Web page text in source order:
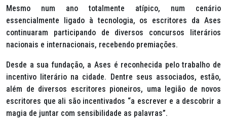
Mesmo num ano totalmente atípico, num cenário
essencialmente ligado à tecnologia, os escritores da Ases
continuaram participando de diversos concursos literários
nacionais e internacionais, recebendo premiações.
Desde a sua fundação, a Ases é reconhecida pelo trabalho de
incentivo literário na cidade. Dentre seus associados, estão,
além de diversos escritores pioneiros, uma legião de novos
escritores que ali são incentivados “a escrever e a descobrir a
magia de juntar com sensibilidade as palavras”.